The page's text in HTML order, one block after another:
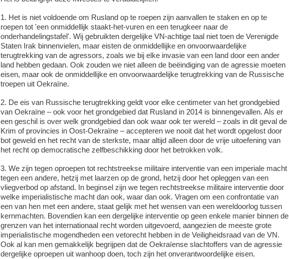
1. Het is niet voldoende om Rusland op te roepen zijn aanvallen te staken en op te
roepen tot 'een onmiddellijk staakt-het-vuren en een terugkeer naar de
onderhandelingstafel'. Wij gebruikten dergelijke VN-achtige taal niet toen de Verenigde
Staten Irak binnenvielen, maar eisten de onmiddellijke en onvoorwaardelijke
terugtrekking van de agressors, zoals we bij elke invasie van een land door een ander
land hebben gedaan. Ook zouden we niet alleen de beëindiging van de agressie moeten
eisen, maar ook de onmiddellijke en onvoorwaardelijke terugtrekking van de Russische
troepen uit Oekraïne.
2. De eis van Russische terugtrekking geldt voor elke centimeter van het grondgebied
van Oekraïne – ook voor het grondgebied dat Rusland in 2014 is binnengevallen. Als er
een geschil is over welk grondgebied dan ook waar ook ter wereld – zoals in dit geval de
Krim of provincies in Oost-Oekraïne – accepteren we nooit dat het wordt opgelost door
bot geweld en het recht van de sterkste, maar altijd alleen door de vrije uitoefening van
het recht op democratische zelfbeschikking door het betrokken volk.
3. We zijn tegen oproepen tot rechtstreekse militaire interventie van een imperiale macht
tegen een andere, hetzij met laarzen op de grond, hetzij door het opleggen van een
vliegverbod op afstand. In beginsel zijn we tegen rechtstreekse militaire interventie door
welke imperialistische macht dan ook, waar dan ook. Vragen om een confrontatie van
een van hen met een andere, staat gelijk met het wensen van een wereldoorlog tussen
kernmachten. Bovendien kan een dergelijke interventie op geen enkele manier binnen de
grenzen van het internationaal recht worden uitgevoerd, aangezien de meeste grote
imperialistische mogendheden een vetorecht hebben in de Veiligheidsraad van de VN.
Ook al kan men gemakkelijk begrijpen dat de Oekraïense slachtoffers van de agressie
dergelijke oproepen uit wanhoop doen, toch zijn het onverantwoordelijke eisen.